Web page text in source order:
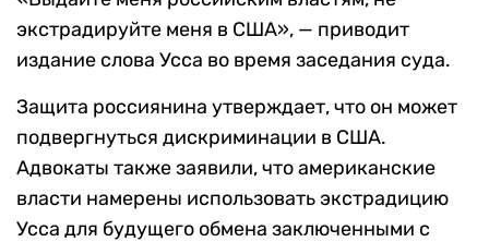
экстрадируйте меня в США», — приводит
издание слова Усса во время заседания суда.
Защита россиянина утверждает, что он может
подвергнуться дискриминации в США.
Адвокаты также заявили, что американские
власти намерены использовать экстрадицию
Усса для будущего обмена заключенными с